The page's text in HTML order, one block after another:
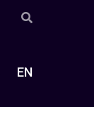
EN